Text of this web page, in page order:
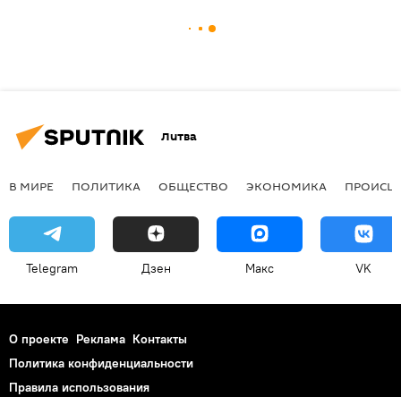
Литва
В МИРЕ ПОЛИТИКА ОБЩЕСТВО ЭКОНОМИКА
Telegram Дзен Макс VK
О проекте Реклама Контакты
Политика конфиденциальности
Правила использования